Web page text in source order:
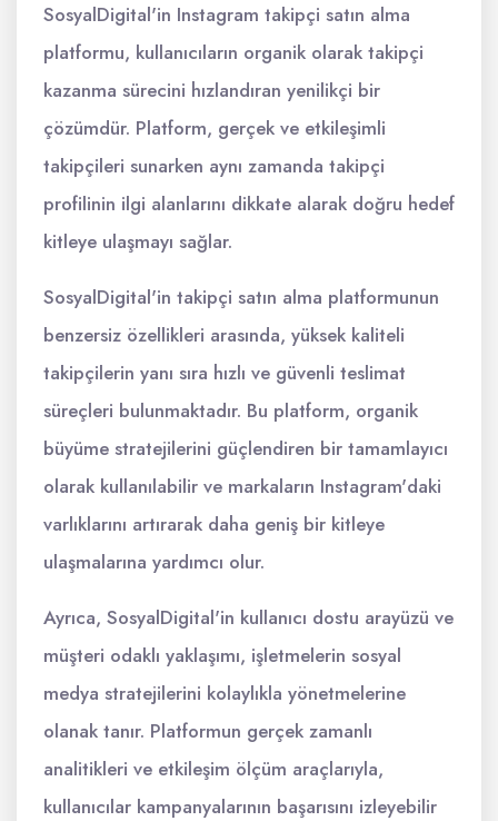
SosyalDigital'in Instagram takipçi satın alma
platformu, kullanıcıların organik olarak takipçi
kazanma sürecini hızlandıran yenilikçi bir
çözümdür. Platform, gerçek ve etkileşimli
takipçileri sunarken aynı zamanda takipçi
profilinin ilgi alanlarını dikkate alarak doğru hedef
kitleye ulaşmayı sağlar.
SosyalDigital'in takipçi satın alma platformunun
benzersiz özellikleri arasında, yüksek kaliteli
takipçilerin yanı sıra hızlı ve güvenli teslimat
süreçleri bulunmaktadır. Bu platform, organik
büyüme stratejilerini güçlendiren bir tamamlayıcı
olarak kullanılabilir ve markaların Instagram'daki
varlıklarını artırarak daha geniş bir kitleye
ulaşmalarına yardımcı olur.
Ayrıca, SosyalDigital'in kullanıcı dostu arayüzü ve
müşteri odaklı yaklaşımı, işletmelerin sosyal
medya stratejilerini kolaylıkla yönetmelerine
olanak tanır. Platformun gerçek zamanlı
analitikleri ve etkileşim ölçüm araçlarıyla,
kullanıcılar kampanyalarının başarısını izleyebilir